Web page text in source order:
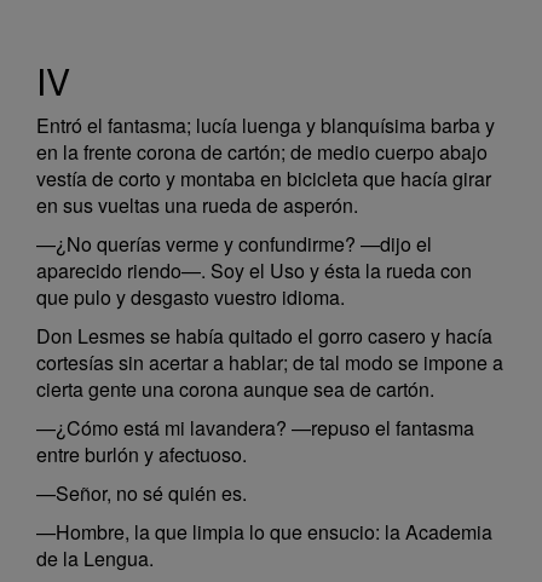
IV
Entró el fantasma; lucía luenga y blanquísima barba y
en la frente corona de cartón; de medio cuerpo abajo
vestía de corto y montaba en bicicleta que hacía girar
en sus vueltas una rueda de asperón.
—¿No querías verme y confundirme? —dijo el
aparecido riendo—. Soy el Uso y ésta la rueda con
que pulo y desgasto vuestro idioma.
Don Lesmes se había quitado el gorro casero y hacía
cortesías sin acertar a hablar; de tal modo se impone a
cierta gente una corona aunque sea de cartón.
—¿Cómo está mi lavandera? —repuso el fantasma
entre burlón y afectuoso.
—Señor, no sé quién es.
—Hombre, la que limpia lo que ensucio: la Academia
de la Lengua.